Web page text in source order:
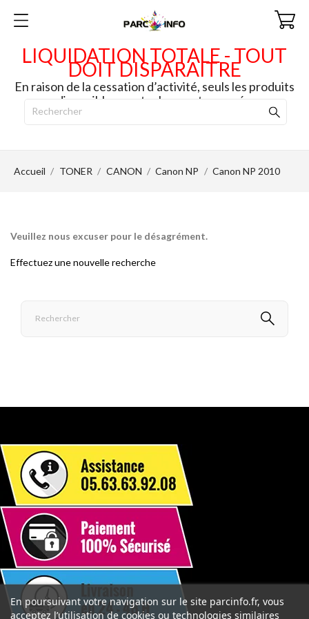
LIQUIDATION TOTALE - TOUT
DOIT DISPARAITRE
En raison de la cessation d’activité, seuls les produits
disponibles en stock seront envoyés.
Accueil TONER CANON Canon NP Canon NP 2010
Veuillez nous excuser pour le désagrément.
Effectuez une nouvelle recherche
En poursuivant votre navigation sur le site parcinfo.fr, vous
acceptez l’utilisation de cookies ou technologies similaires